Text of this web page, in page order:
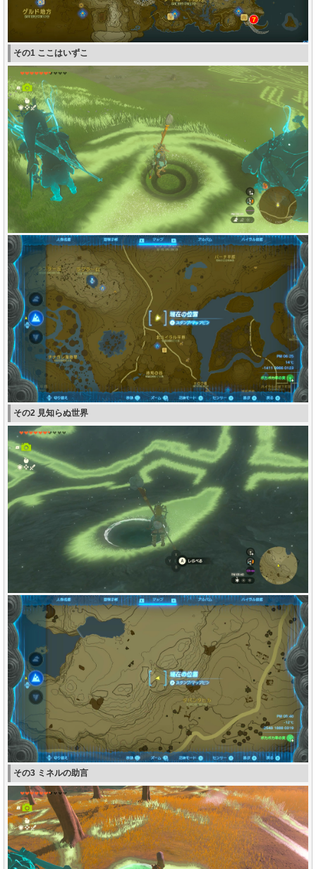
その1 ここはいずこ
その2 見知らぬ世界
その3 ミネルの助言